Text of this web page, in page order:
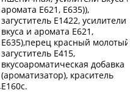
аромата Е621, Е635)),
загуститель Е1422, усилители
вкуса и аромата Е621,
Е635),перец красный
загуститель Е415,
вкусоароматическая добавка
(ароматизатор), краситель
Е160с.